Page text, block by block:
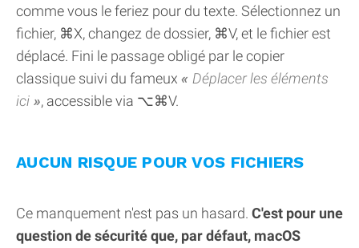
comme vous le feriez pour du texte. Sélectionnez un
fichier, ⌘X, changez de dossier, ⌘V, et le fichier est
déplacé. Fini le passage obligé par le copier
classique suivi du fameux
Déplacer les éléments
ici
, accessible via ⌥⌘V.
AUCUN RISQUE POUR VOS FICHIERS
Ce manquement n'est pas un hasard. C'est pour une
question de sécurité que, par défaut, macOS